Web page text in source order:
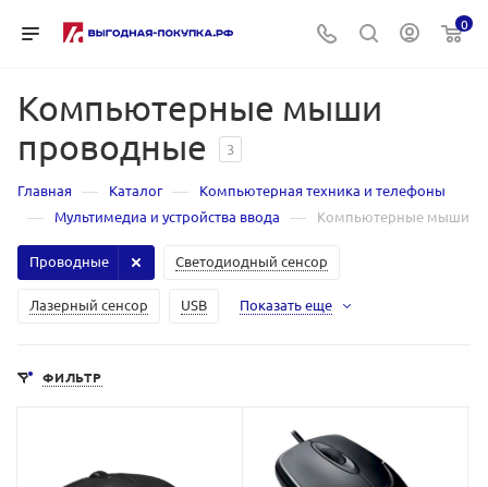
0
Компьютерные мыши
проводные
3
Главная — Каталог — Компьютерная техника и телефоны
— Мультимедиа и устройства ввода — Компьютерные мыши
Светодиодный сенсор
Лазерный сенсор USB
Проводные
Показать еще
ФИЛЬТР